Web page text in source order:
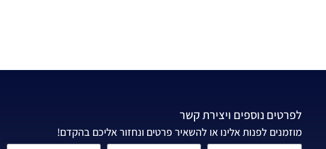
לפרטים נוספים ויצירת קשר
מוזמנים לפנות אלינו או להשאיר פרטים ונחזור אליכם בהקדם!